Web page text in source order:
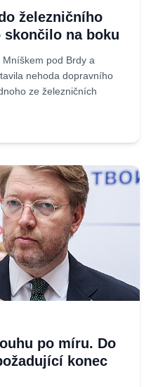
železničního
na boku
pod Brdy a
nehoda dopravního
ze železničních
po míru. Do
konec